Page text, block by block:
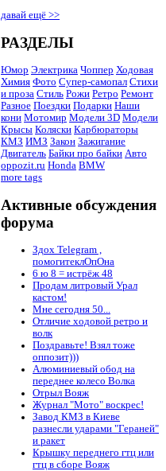
давай ещё >>
РАЗДЕЛЫ
Юмор Электрика Чоппер Ходовая
Химия Фото Супер-самопал Стихи
и проза Стиль Рожи Ретро Ремонт
Разное Поездки Подарки Наши
кони Мотомир Модели 3D Модели
Крысы Коляски Карбюраторы
КМЗ ИМЗ Закон Зажигание
Двигатель Байки про байки Авто
oppozit.ru Honda BMW
more tags
Активные обсуждения
форума
Здох Telegram ,
помогитеклОпОна
6 ю 8 = истрёж 48
Продам литровый Урал
кастом!
Мне сегодня 50...
Отличие ходовой ретро и
волк
Поздравьте! Взял тоже
оппозит)))
Алюминиевый обод на
переднее колесо Волка
Отрыл Вояж
Журнал "Мото" воскрес!
Завод КМЗ в Киеве
разнесли ударами "Гераней"
и ракет
Крышку переднего гтц или
гтц в сборе Вояж